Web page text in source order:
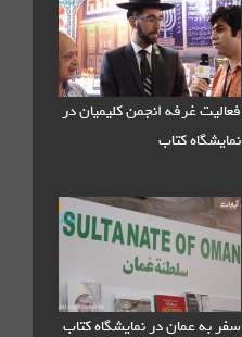
فعالیت غرفه انجمن کلیمیان در
نمایشگاه کتاب
سفر به عمان در نمایشگاه کتاب